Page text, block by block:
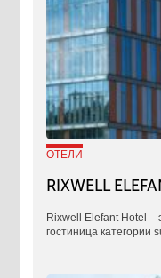
ОТЕЛИ
RIXWELL
Rixwell Elefant Hotel ‒
гостиница категории